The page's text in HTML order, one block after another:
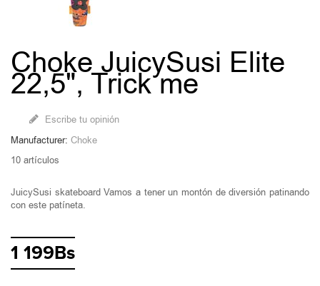
Choke JuicySusi Elite
22,5", Trick me
Escribe tu opinión
Manufacturer: Choke
10 artículos
JuicySusi skateboard Vamos a tener un montón de diversión patinando
con este patíneta.
1 199Bs